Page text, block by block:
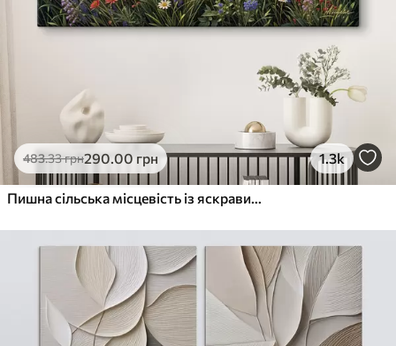
483.33грн290.00 грн 1.3k
Пишна сільська місцевість із яскравим лугом диких квітів, наповненим різнокольоровими квітами під хмарним небом